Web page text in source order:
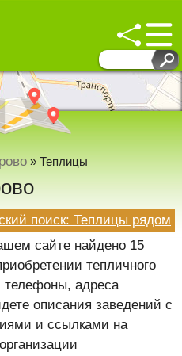
карту↓
» Теплицы
поиск: Теплицы рядом
сайте найдено 15
тепличного
телефоны, адреса
описания заведений с
и ссылками на